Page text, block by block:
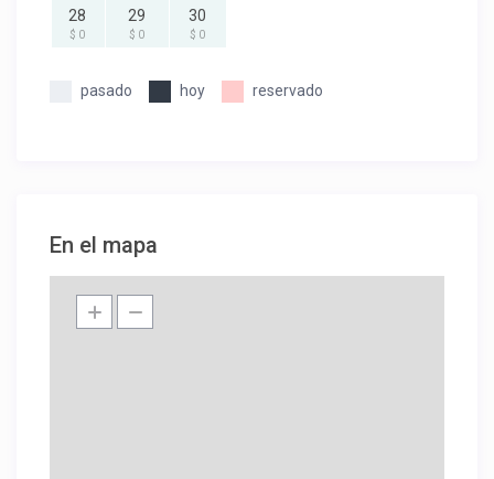
28
$ 0
29
$ 0
30
$ 0
pasado hoy reservado
En el mapa